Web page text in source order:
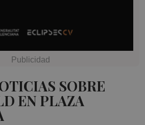
SOBRE
EN PLAZA